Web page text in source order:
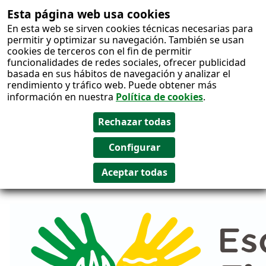
Esta página web usa cookies
En esta web se sirven cookies técnicas necesarias para
permitir y optimizar su navegación. También se usan
cookies de terceros con el fin de permitir
funcionalidades de redes sociales, ofrecer publicidad
basada en sus hábitos de navegación y analizar el
rendimiento y tráfico web. Puede obtener más
información en nuestra Política de cookies.
Salto al
contenido